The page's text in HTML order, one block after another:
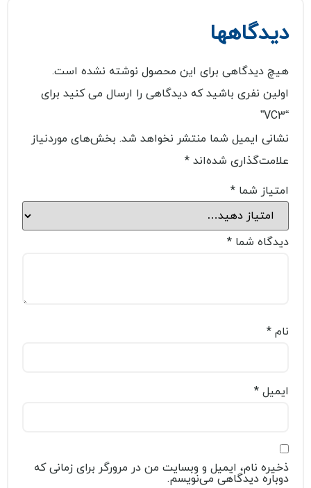
دیدگاهها
هیچ دیدگاهی برای این محصول نوشته نشده است.
اولین نفری باشید که دیدگاهی را ارسال می کنید برای
“VC3”
نشانی ایمیل شما منتشر نخواهد شد. بخش‌های موردنیاز
علامت‌گذاری شده‌اند *
امتیاز شما *
دیدگاه شما *
نام *
ایمیل *
ذخیره نام، ایمیل و وبسایت من در مرورگر برای زمانی که
دوباره دیدگاهی می‌نویسم.